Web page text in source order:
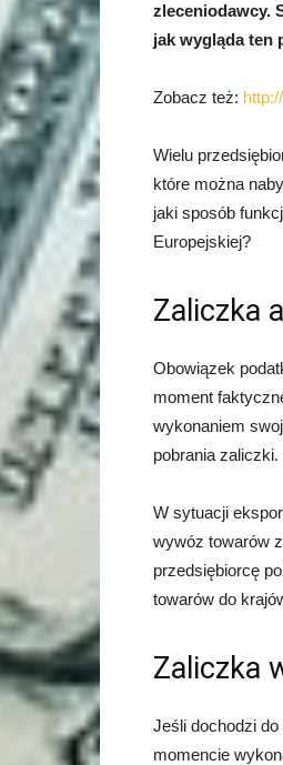
zleceniodawcy.
jak wygląda ten
Zobacz też:
Wielu
które można
jaki sposób
Europejskiej?
Zaliczka
Obowiązek
moment
wykonaniem
pobrania zaliczki.
W sytuacji
wywóz towarów
przedsiębiorcę
towarów do
Zaliczka
Jeśli dochodzi do
momencie